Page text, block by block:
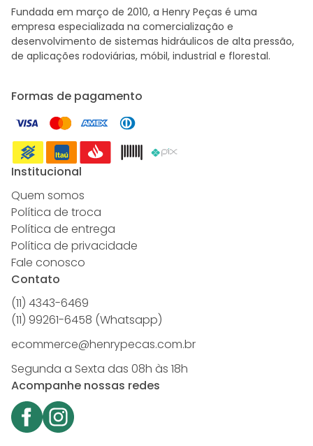
Fundada em março de 2010, a Henry Peças é uma
empresa especializada na comercialização e
desenvolvimento de sistemas hidráulicos de alta pressão,
de aplicações rodoviárias, móbil, industrial e florestal.
Formas de pagamento
Institucional
Quem somos
Política de troca
Política de entrega
Política de privacidade
Fale conosco
Contato
(11) 4343-6469
(11) 99261-6458 (Whatsapp)
ecommerce@henrypecas.com.br
Segunda a Sexta das 08h às 18h
Acompanhe nossas redes